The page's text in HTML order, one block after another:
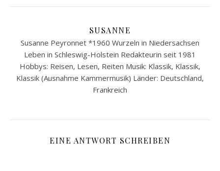
SUSANNE
Susanne Peyronnet *1960 Wurzeln in Niedersachsen
Leben in Schleswig-Holstein Redakteurin seit 1981
Hobbys: Reisen, Lesen, Reiten Musik: Klassik, Klassik,
Klassik (Ausnahme Kammermusik) Länder: Deutschland,
Frankreich
EINE ANTWORT SCHREIBEN